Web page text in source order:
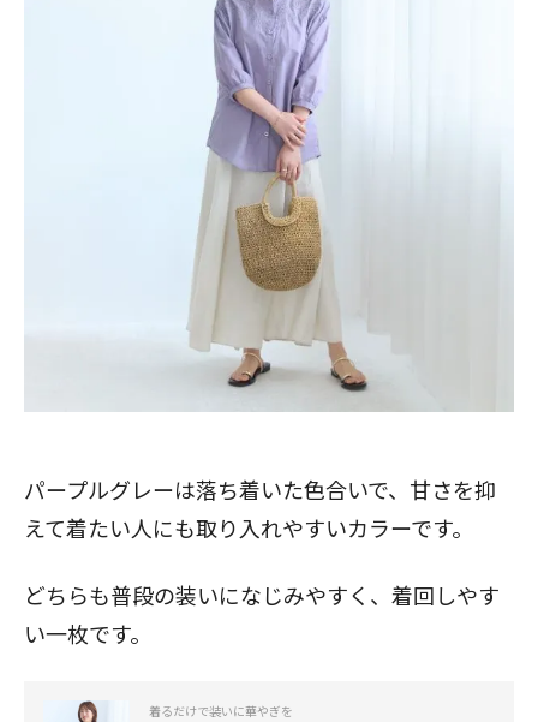
パープルグレーは落ち着いた色合いで、甘さを抑
えて着たい人にも取り入れやすいカラーです。
どちらも普段の装いになじみやすく、着回しやす
い一枚です。
着るだけで装いに華やぎを